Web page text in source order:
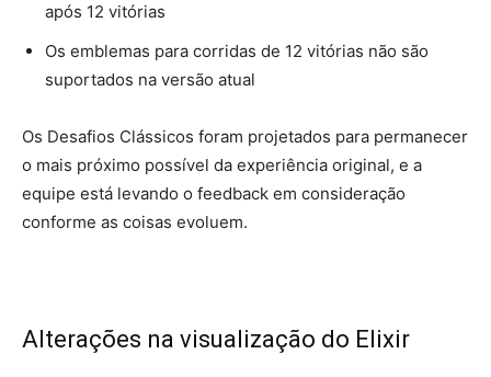
após 12 vitórias
Os emblemas para corridas de 12 vitórias não são
suportados na versão atual
Os Desafios Clássicos foram projetados para permanecer
o mais próximo possível da experiência original, e a
equipe está levando o feedback em consideração
conforme as coisas evoluem.
Alterações na visualização do Elixir